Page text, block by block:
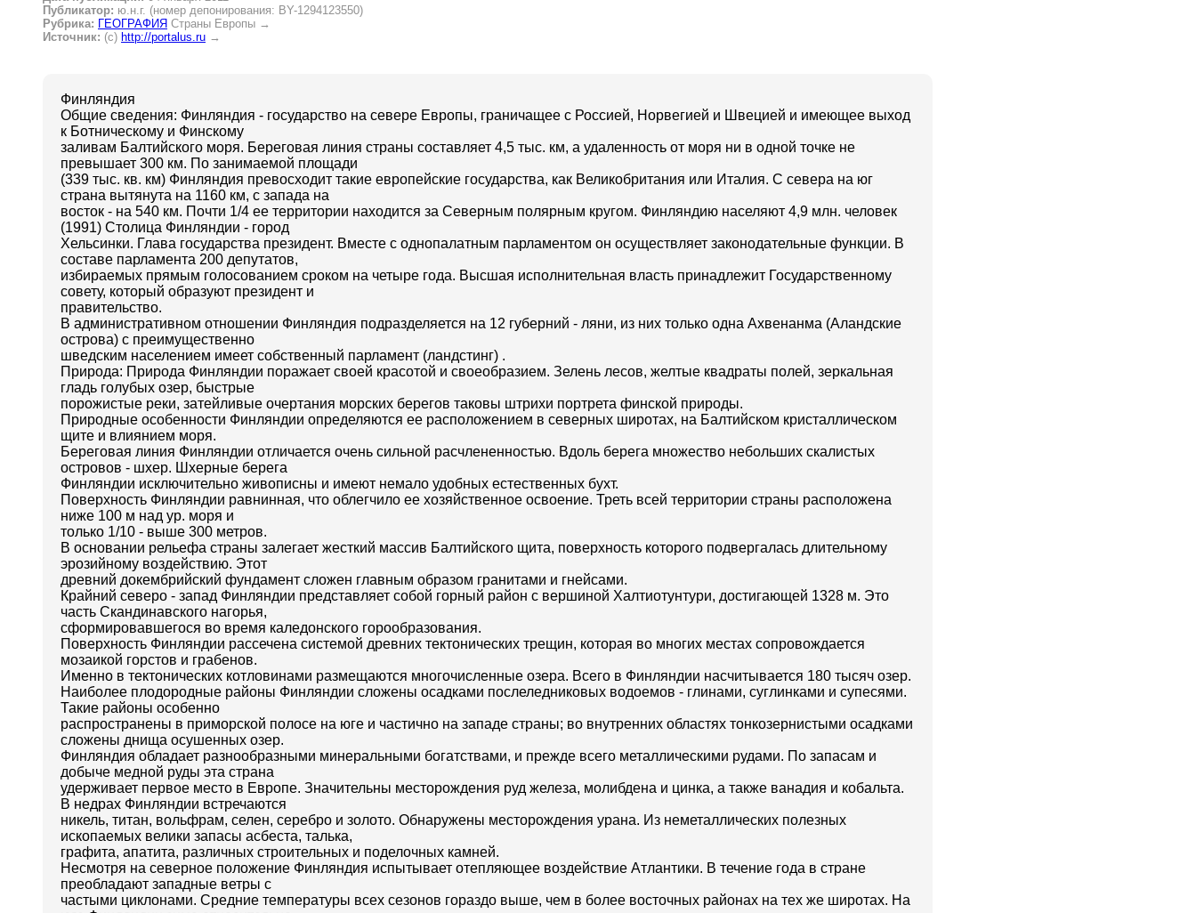
Публикатор: ю.н.г. (номер депонирования: BY-1294123550)
Рубрика: ГЕОГРАФИЯ Страны Европы →
Источник: (c) http://portalus.ru →
Финляндия
Общие сведения: Финляндия - государство на севере Европы, граничащее с Россией, Норвегией и Швецией и имеющее выход
к Ботническому и Финскому
заливам Балтийского моря. Береговая линия страны составляет 4,5 тыс. км, а удаленность от моря ни в одной точке не
превышает 300 км. По занимаемой площади
(339 тыс. кв. км) Финляндия превосходит такие европейские государства, как Великобритания или Италия. С севера на юг
страна вытянута на 1160 км, с запада на
восток - на 540 км. Почти 1/4 ее территории находится за Северным полярным кругом. Финляндию населяют 4,9 млн. человек
(1991) Столица Финляндии - город
Хельсинки. Глава государства президент. Вместе с однопалатным парламентом он осуществляет законодательные функции. В
составе парламента 200 депутатов,
избираемых прямым голосованием сроком на четыре года. Высшая исполнительная власть принадлежит Государственному
совету, который образуют президент и
правительство.
В административном отношении Финляндия подразделяется на 12 губерний - ляни, из них только одна Ахвенанма (Аландские
острова) с преимущественно
шведским населением имеет собственный парламент (ландстинг) .
Природа: Природа Финляндии поражает своей красотой и своеобразием. Зелень лесов, желтые квадраты полей, зеркальная
гладь голубых озер, быстрые
порожистые реки, затейливые очертания морских берегов таковы штрихи портрета финской природы.
Природные особенности Финляндии определяются ее расположением в северных широтах, на Балтийском кристаллическом
щите и влиянием моря.
Береговая линия Финляндии отличается очень сильной расчлененностью. Вдоль берега множество небольших скалистых
островов - шхер. Шхерные берега
Финляндии исключительно живописны и имеют немало удобных естественных бухт.
Поверхность Финляндии равнинная, что облегчило ее хозяйственное освоение. Треть всей территории страны расположена
ниже 100 м над ур. моря и
только 1/10 - выше 300 метров.
В основании рельефа страны залегает жесткий массив Балтийского щита, поверхность которого подвергалась длительному
эрозийному воздействию. Этот
древний докембрийский фундамент сложен главным образом гранитами и гнейсами.
Крайний северо - запад Финляндии представляет собой горный район с вершиной Халтиотунтури, достигающей 1328 м. Это
часть Скандинавского нагорья,
сформировавшегося во время каледонского горообразования.
Поверхность Финляндии рассечена системой древних тектонических трещин, которая во многих местах сопровождается
мозаикой горстов и грабенов.
Именно в тектонических котловинами размещаются многочисленные озера. Всего в Финляндии насчитывается 180 тысяч озер.
Наиболее плодородные районы Финляндии сложены осадками послеледниковых водоемов - глинами, суглинками и супесями.
Такие районы особенно
распространены в приморской полосе на юге и частично на западе страны; во внутренних областях тонкозернистыми осадками
сложены днища осушенных озер.
Финляндия обладает разнообразными минеральными богатствами, и прежде всего металлическими рудами. По запасам и
добыче медной руды эта страна
удерживает первое место в Европе. Значительны месторождения руд железа, молибдена и цинка, а также ванадия и кобальта.
В недрах Финляндии встречаются
никель, титан, вольфрам, селен, серебро и золото. Обнаружены месторождения урана. Из неметаллических полезных
ископаемых велики запасы асбеста, талька,
графита, апатита, различных строительных и поделочных камней.
Несмотря на северное положение Финляндия испытывает отепляющее воздействие Атлантики. В течение года в стране
преобладают западные ветры с
частыми циклонами. Средние температуры всех сезонов гораздо выше, чем в более восточных районах на тех же широтах. На